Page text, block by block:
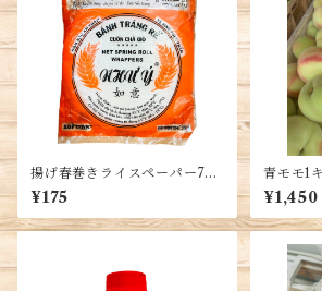
揚げ春巻きライスペーパー75g
1袋
¥175
青モモ1
個・
n
¥1,450